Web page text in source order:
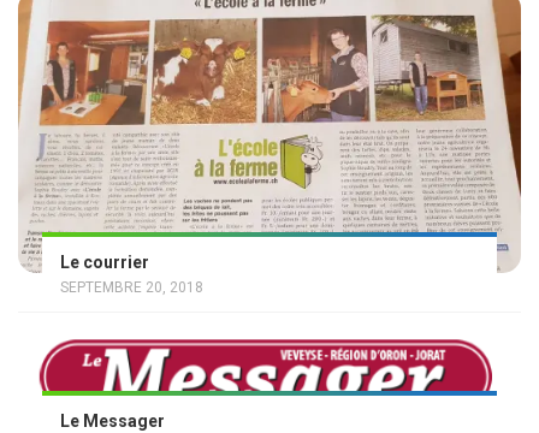
Le courrier
SEPTEMBRE 20, 2018
Le Messager